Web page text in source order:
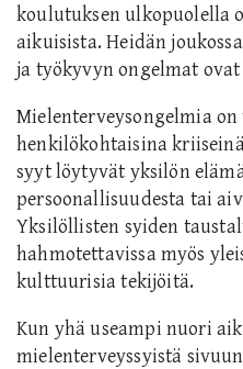
koulutuksen ulkopuolella
aikuisista. Heidän
ja työkyvyn ongelmat
Mielenterveysongelmia
henkilökohtaisina
syyt löytyvät yksilön
persoonallisuudesta tai
Yksilöllisten syiden
hahmotettavissa myös
kulttuurisia tekijöitä.
Kun yhä useampi nuori
mielenterveyssyistä